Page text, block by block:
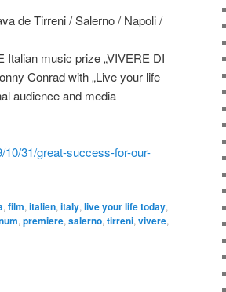
de Tirreni / Salerno / Napoli /
Italian music prize „VIVERE DI
Conrad with „Live your life
audience and media
10/31/great-success-for-our-
, film, italien, italy, live your life today,
, premiere, salerno, tirreni, vivere,